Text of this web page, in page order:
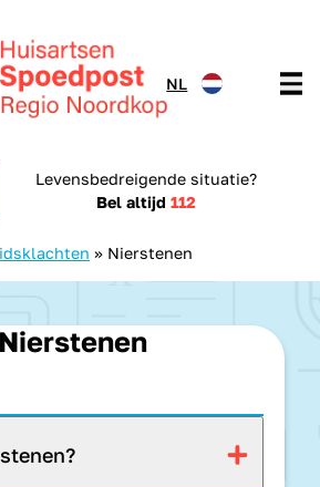
NL
Levensbedreigende situatie?
Bel altijd112
» Nierstenen
Nierstenen